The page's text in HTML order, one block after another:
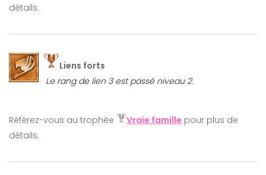
détails.
Liens forts
Le rang de lien 3 est passé niveau 2.
Référez-vous au trophée Vraie famille pour plus de
détails.